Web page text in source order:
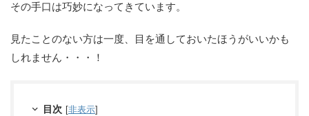
その手口は巧妙になってきています。
見たことのない方は一度、目を通しておいたほうがいいかも
しれません・・・！
目次 [非表示]